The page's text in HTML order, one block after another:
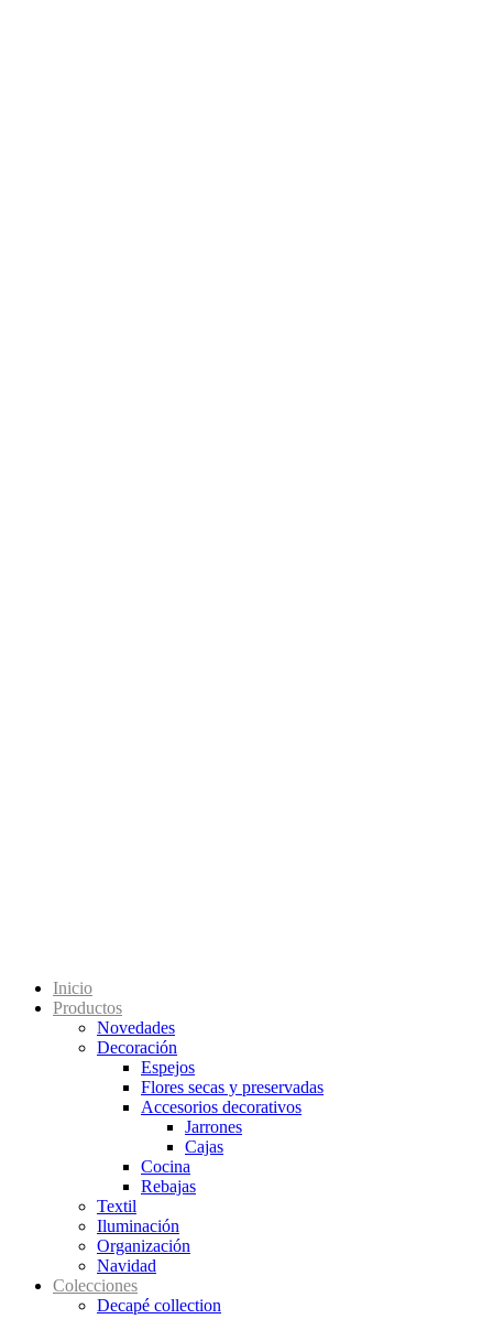
Inicio
Productos
Novedades
Decoración
Espejos
Flores secas y preservadas
Accesorios decorativos
Jarrones
Cajas
Cocina
Rebajas
Textil
Iluminación
Organización
Navidad
Colecciones
Decapé collection